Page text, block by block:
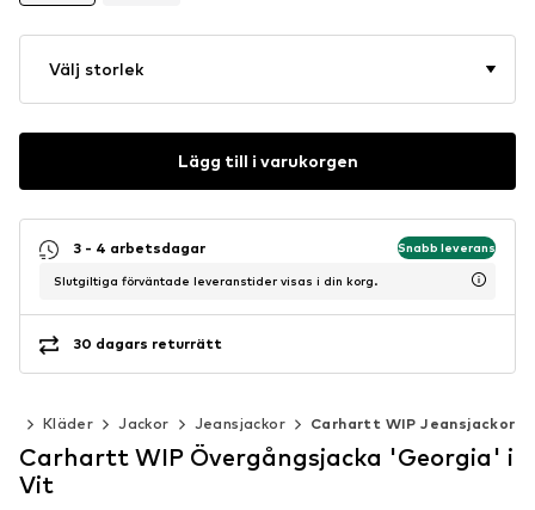
Välj storlek
Lägg till i varukorgen
3 - 4 arbetsdagar Snabb leverans
Slutgiltiga förväntade leveranstider visas i din korg.
30 dagars returrätt
Kläder Jackor Jeansjackor Carhartt WIP Jeansjackor
Carhartt WIP Övergångsjacka 'Georgia' i
Vit